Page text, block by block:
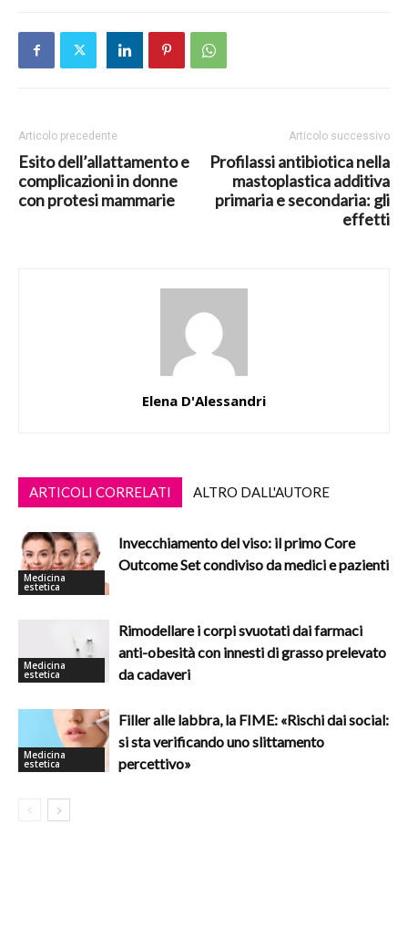
Articolo precedente
Esito dell’allattamento e
complicazioni in donne
con protesi mammarie
Articolo successivo
Profilassi antibiotica nella
mastoplastica additiva
primaria e secondaria: gli
effetti
Elena D'Alessandri
ARTICOLI CORRELATI ALTRO DALL'AUTORE
Medicina
estetica
Invecchiamento del viso: il primo Core
Outcome Set condiviso da medici e pazienti
Medicina
estetica
Rimodellare i corpi svuotati dai farmaci
anti-obesità con innesti di grasso prelevato
da cadaveri
Medicina
estetica
Filler alle labbra, la FIME: «Rischi dai social:
si sta verificando uno slittamento
percettivo»